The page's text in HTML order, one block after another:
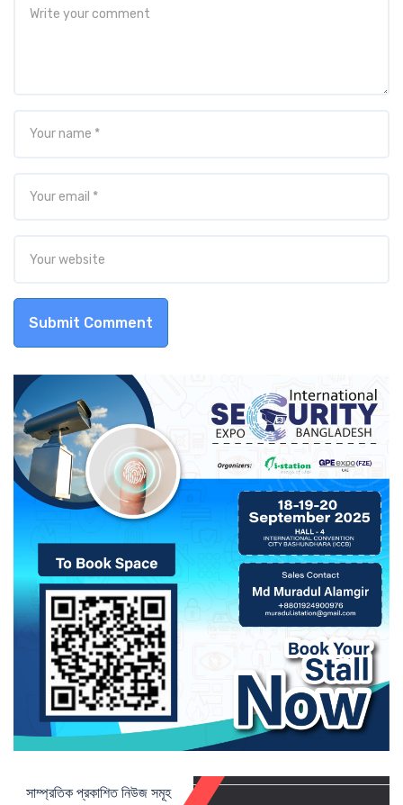
Submit Comment
সাম্প্রতিক প্রকাশিত নিউজ সমূহ